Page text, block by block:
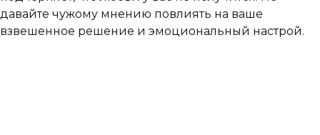
давайте чужому мнению повлиять на ваше
взвешенное решение и эмоциональный настрой.